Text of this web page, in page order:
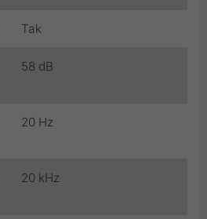
Tak
58 dB
20 Hz
20 kHz